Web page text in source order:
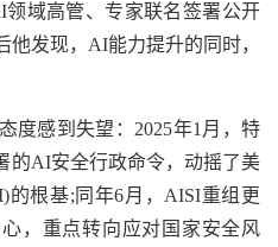
领域高管、专家联名签署公开
发现，AI能力提升的同时，
感到失望：2025年1月，特
的AI安全行政命令，动摇了美
的根基;同年6月，AISI重组更
，重点转向应对国家安全风